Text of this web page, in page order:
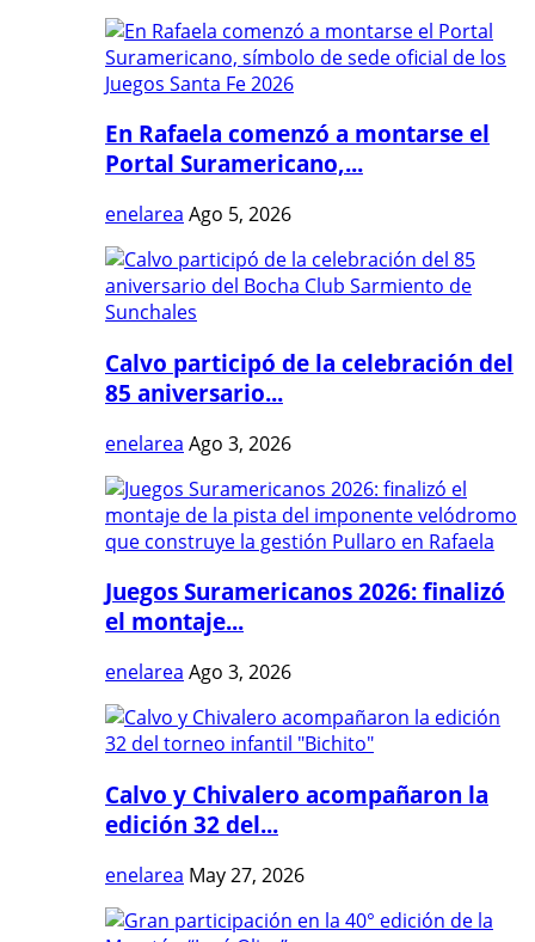
En Rafaela comenzó a montarse el
Portal Suramericano,...
enelarea Ago 5, 2026
Calvo participó de la celebración del
85 aniversario...
enelarea Ago 3, 2026
Juegos Suramericanos 2026: finalizó
el montaje...
enelarea Ago 3, 2026
Calvo y Chivalero acompañaron la
edición 32 del...
enelarea May 27, 2026